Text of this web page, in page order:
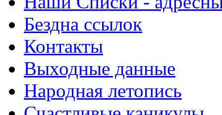
Бездна ссылок
Контакты
Выходные данные
Народная летопись